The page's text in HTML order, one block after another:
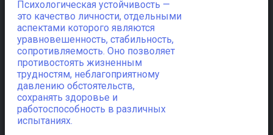
Психологическая устойчивость —
это качество личности, отдельными
аспектами которого являются
уравновешенность, стабильность,
сопротивляемость. Оно позволяет
противостоять жизненным
трудностям, неблагоприятному
давлению обстоятельств,
сохранять здоровье и
работоспособность в различных
испытаниях.